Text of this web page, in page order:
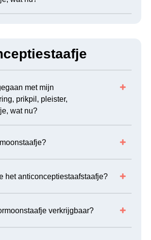
met mijn
prikpil, pleister,
wat nu?
het anticonceptiestaafstaafje?
verkrijgbaar?